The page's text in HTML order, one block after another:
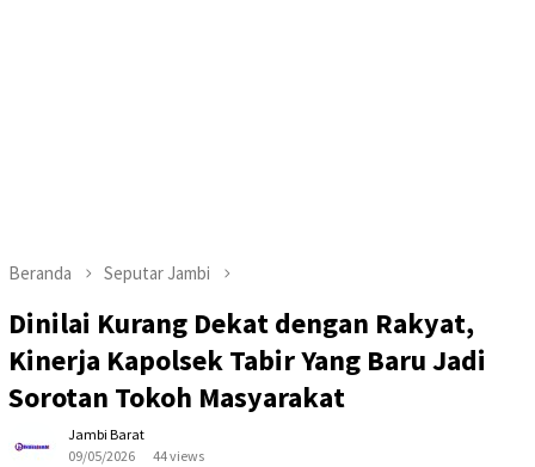
Beranda Seputar Jambi
Dinilai Kurang Dekat dengan Rakyat,
Kinerja Kapolsek Tabir Yang Baru Jadi
Sorotan Tokoh Masyarakat
Jambi Barat
09/05/2026
44 views